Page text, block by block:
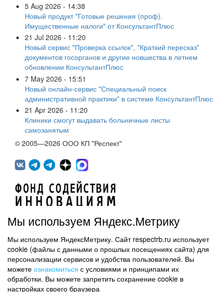
5 Aug 2026 - 14:38
Новый продукт "Готовые решения (проф).
Имущественные налоги" от КонсультантПлюс
21 Jul 2026 - 11:20
Новый сервис "Проверка ссылок", "Краткий пересказ"
документов госорганов и другие новшества в летнем
обновлении КонсультантПлюс
7 May 2026 - 15:51
Новый онлайн-сервис "Специальный поиск
административной практики" в системе КонсультантПлюс
21 Apr 2026 - 11:20
Клиники смогут выдавать больничные листы
самозанятым
© 2005—2026 ООО КП "Респект"
450071, г.Уфа, ул. 50 лет СССР, д.48 корп.1, офис 307
(347) 291 20 70
Контактная информация
Карта сайта
Мы используем Яндекс.Метрику
Мы используем ЯндексМетрику. Сайт respectrb.ru использует
cookie (файлы с данными о прошлых посещениях сайта) для
персонализации сервисов и удобства пользователей. Вы
можете ознакомиться с условиями и принципами их
обработки. Вы можете запретить сохранение cookie в
настройках своего браузера